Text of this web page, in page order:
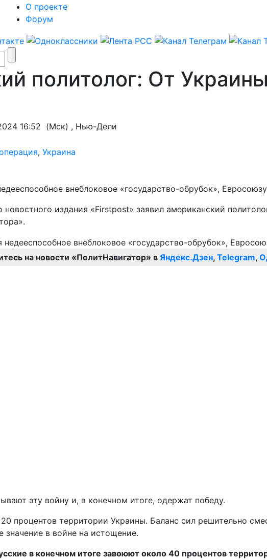
О проекте
Форум
политолог: От
16:52 (Мск) , Нью-Дели
, Украина
внеблоковое «государство-обрубок»,
новостного издания «Firstpost» заявил американский
на новости «ПолитНавигатор» в Яндекс.Дзен, Telegram,
эту войну и, в конечном итоге, одержат победу.
процентов территории Украины. Баланс сил решительно
в войне на истощение.
в конечном итоге завоюют около 40 процентов